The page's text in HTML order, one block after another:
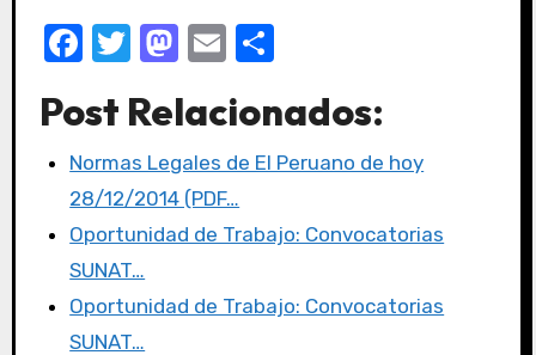
F
c
e
b
o
o
k
T
it
te
r
M
st
o
d
o
E
ail m
p
tir
Post Relacionados:
Normas Legales de El Peruano de hoy
28/12/2014 (PDF…
Oportunidad de Trabajo: Convocatorias
SUNAT…
Oportunidad de Trabajo: Convocatorias
SUNAT…